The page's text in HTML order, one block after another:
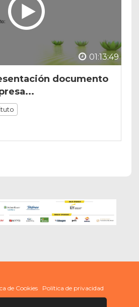
01:13:49
documento
de Cookies Política de privacidad